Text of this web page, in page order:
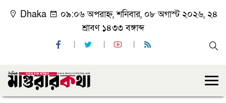
Dhaka
০৯:০৬ অপরাহ্ন, শনিবার, ০৮ অগাস্ট ২০২৬, ২৪
শ্রাবণ ১৪৩৩ বঙ্গাব্দ